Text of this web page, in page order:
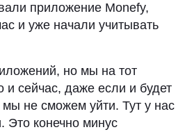
приложение Monefy,
и уже начали учитывать
но мы на тот
и сейчас, даже если и будет
не сможем уйти. Тут у нас
Это конечно минус